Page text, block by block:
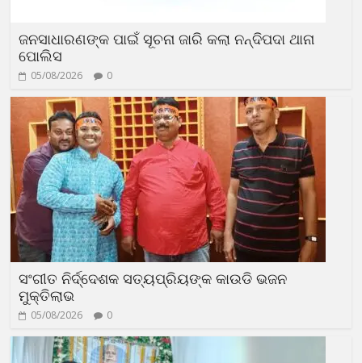
ଜନସାଧାରଣଙ୍କ ପାଇଁ ସୂଚନା ଜାରି କଲା ନନ୍ଦିପଦା ଥାନା
ପୋଲିସ
05/08/2026 0
ସଂଗୀତ ନିର୍ଦ୍ଦେଶକ ସତ୍ୟପ୍ରିୟଙ୍କ କାଉଡି ଭଜନ
ମୁକ୍ତିଲାଭ
05/08/2026 0